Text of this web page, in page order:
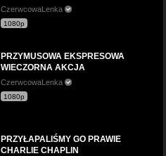
CzerwcowaLenka
1080p
PRZYMUSOWA EKSPRESOWA
WIECZORNA AKCJA
CzerwcowaLenka
1080p
PRZYŁAPALIŚMY GO PRAWIE
CHARLIE CHAPLIN